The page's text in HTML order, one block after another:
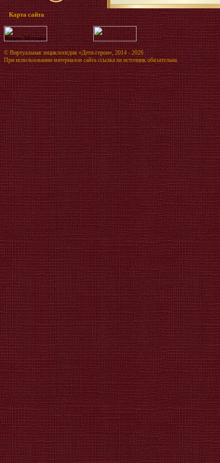
Карта сайта
©Виртуальная энциклопедия «Дети-герои», 2014 - 2026
При использовании материалов сайта ссылка на источник обязательна.